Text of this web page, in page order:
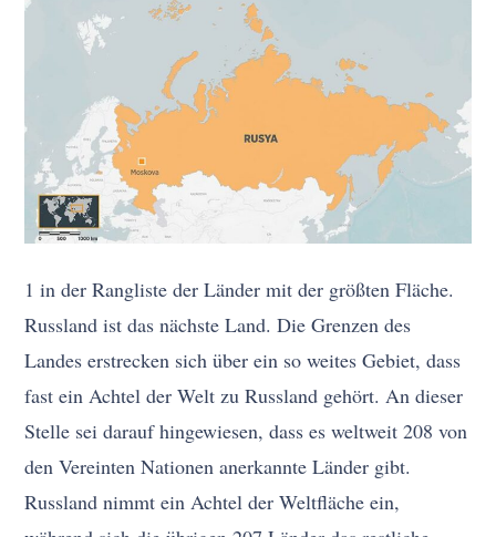
1 in der Rangliste der Länder mit der größten Fläche.
Russland ist das nächste Land. Die Grenzen des
Landes erstrecken sich über ein so weites Gebiet, dass
fast ein Achtel der Welt zu Russland gehört. An dieser
Stelle sei darauf hingewiesen, dass es weltweit 208 von
den Vereinten Nationen anerkannte Länder gibt.
Russland nimmt ein Achtel der Weltfläche ein,